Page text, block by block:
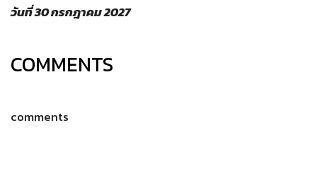
วันที่ 30 กรกฎาคม 2027
COMMENTS
comments